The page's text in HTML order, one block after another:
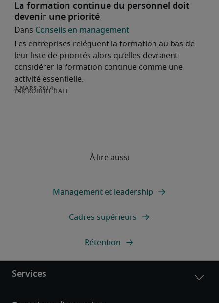
La formation continue du personnel doit
devenir une priorité
Les entreprises reléguent la formation au bas de
leur liste de priorités alors qu’elles devraient
considérer la formation continue comme une
activité essentielle.
Conseils en management
ROBERT HALF
À lire aussi